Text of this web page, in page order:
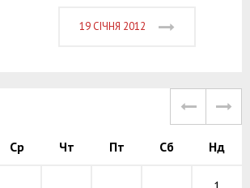
19 СІЧНЯ 2012
Ср Чт Пт Сб Нд